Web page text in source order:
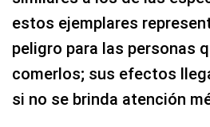
estos ejemplares
peligro para las personas
comerlos; sus efectos
si no se brinda atención